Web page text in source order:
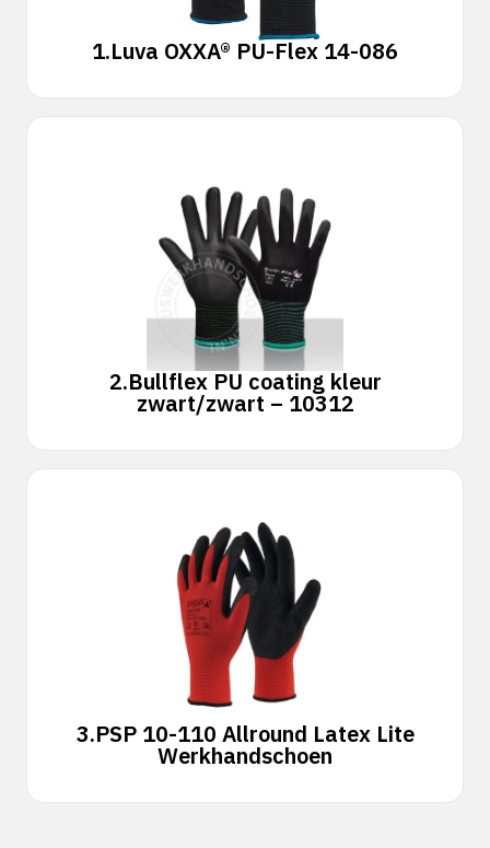
1.Luva OXXA® PU-Flex 14-086
2.Bullflex PU coating kleur
zwart/zwart – 10312
3.PSP 10-110 Allround Latex Lite
Werkhandschoen